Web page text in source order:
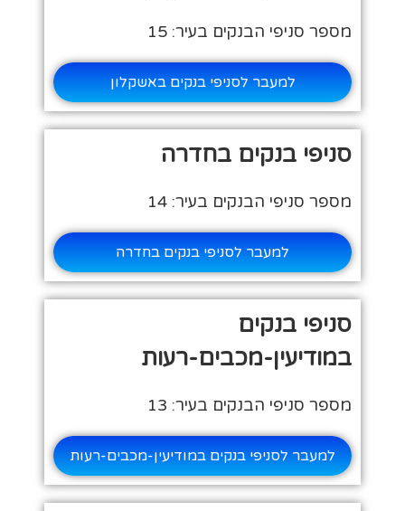
מספר סניפי הבנקים בעיר: 15
למעבר לסניפי בנקים באשקלון
סניפי בנקים בחדרה
מספר סניפי הבנקים בעיר: 14
למעבר לסניפי בנקים בחדרה
סניפי בנקים
במודיעין-מכבים-רעות
מספר סניפי הבנקים בעיר: 13
למעבר לסניפי בנקים במודיעין-מכבים-רעות